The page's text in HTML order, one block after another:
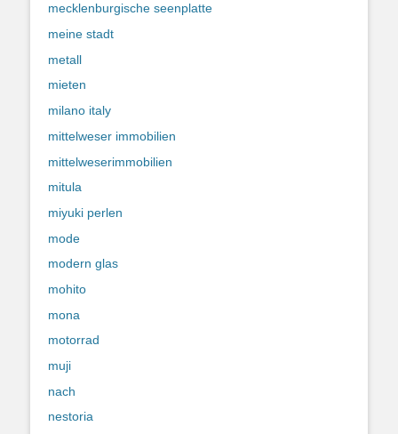
mecklenburgische seenplatte
meine stadt
metall
mieten
milano italy
mittelweser immobilien
mittelweserimmobilien
mitula
miyuki perlen
mode
modern glas
mohito
mona
motorrad
muji
nach
nestoria